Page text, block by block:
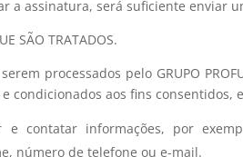
a assinatura, será suficiente enviar
SÃO TRATADOS.
processados ​​pelo GRUPO
condicionados aos fins
e contatar informações, por
número de telefone ou e-mail.